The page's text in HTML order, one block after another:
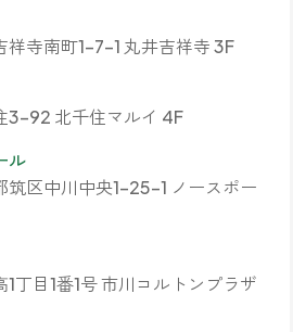
祥寺南町1-7-1 丸井吉祥寺 3F
3-92 北千住マルイ 4F
ル
筑区中川中央1-25-1 ノースポー
丁目1番1号 市川コルトンプラザ